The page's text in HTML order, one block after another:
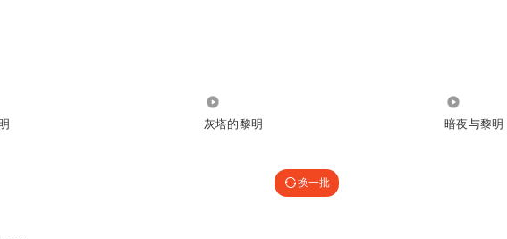
灰塔的黎明 暗夜与黎明
换一批